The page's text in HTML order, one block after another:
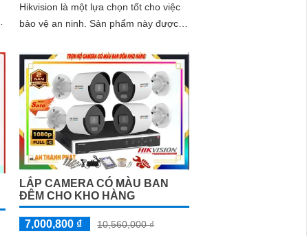
Hikvision là một lựa chọn tốt cho việc
bảo vệ an ninh. Sản phẩm này được
'>Đảm bảo sự hiệu quả và chất lượng
cao
LẮP CAMERA CÓ MÀU BAN
ĐÊM CHO KHO HÀNG
7,000,800 ₫
10,560,000 ₫